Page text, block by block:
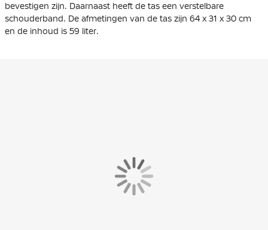
bevestigen zijn. Daarnaast heeft de tas een verstelbare
schouderband. De afmetingen van de tas zijn 64 x 31 x 30 cm
en de inhoud is 59 liter.